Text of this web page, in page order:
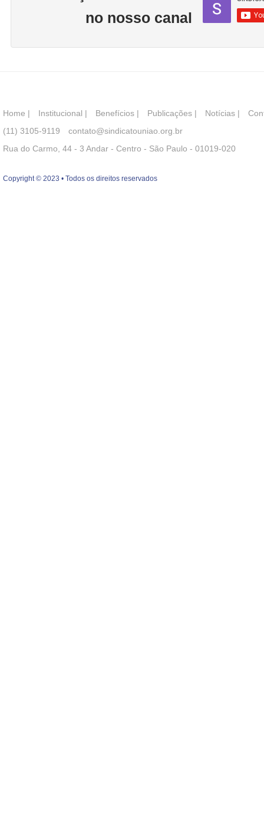
no nosso canal
Home | Institucional | Benefícios | Publicações | Notícias |
(11) 3105-9119
contato@sindicatouniao.org.br
Rua do Carmo, 44 - 3 Andar - Centro - São Paulo - 01019-020
Copyright © 2023 • Todos os direitos reservados